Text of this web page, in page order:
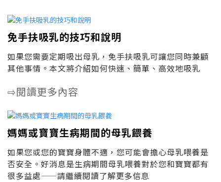
免手扶吸乳的技巧和說明
如果您需要定期吸出母乳，免手扶吸乳可讓您同時兼顧
其他事情。本文將介紹如何快速、簡單、高效地吸乳
⇨閱讀更多內容
媽媽或寶寶生病期間的母乳餵養
如果您或您的寶寶身體不適，您可能會擔心母乳喂養是
否安全。好消息是生病期間母乳喂養對於您和寶寶都有
很多益處——請繼續閱讀了解更多信息